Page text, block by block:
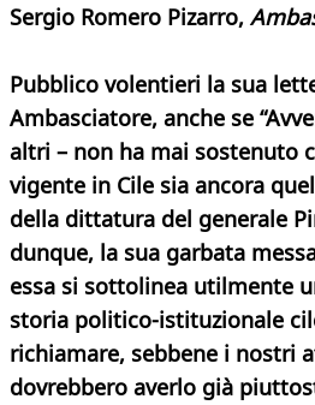
Sergio Romero Pizarro,
Pubblico volentieri la sua
Ambasciatore, anche se
altri – non ha mai sostenuto
vigente in Cile sia ancora
della dittatura del generale
dunque, la sua garbata
essa si sottolinea utilmente
storia politico-istituzionale
richiamare, sebbene i nostri
dovrebbero averlo già